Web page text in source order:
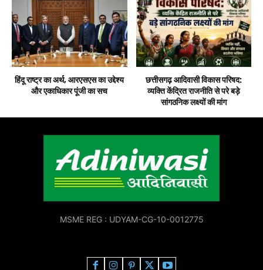
हिंदू राष्ट्र का अर्थ, आरएसएस का उद्देश्य
और एकाधिकार पूंजी का सच
छत्तीसगढ़ आदिवासी विकास परिषद:
व्यक्ति केंद्रित राजनीति से परे बड़े
सांगठनिक लक्ष्यों की मांग
MSME REG : UDYAM-CG-10-0012775